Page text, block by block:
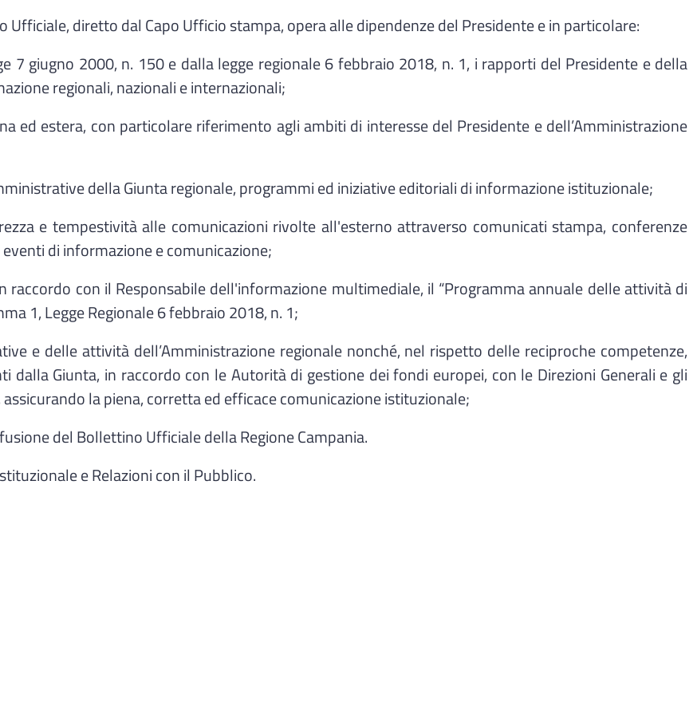
Ufficiale, diretto dal Capo Ufficio stampa, opera alle dipendenze del Presidente e in particolare:
7 giugno 2000, n. 150 e dalla legge regionale 6 febbraio 2018, n. 1, i rapporti del Presidente e della
regionali, nazionali e internazionali;
ed estera, con particolare riferimento agli ambiti di interesse del Presidente e dell’Amministrazione
della Giunta regionale, programmi ed iniziative editoriali di informazione istituzionale;
e tempestività alle comunicazioni rivolte all'esterno attraverso comunicati stampa, conferenze
di informazione e comunicazione;
raccordo con il Responsabile dell'informazione multimediale, il “Programma annuale delle attività di
1, Legge Regionale 6 febbraio 2018, n. 1;
e delle attività dell’Amministrazione regionale nonché, nel rispetto delle reciproche competenze,
dalla Giunta, in raccordo con le Autorità di gestione dei fondi europei, con le Direzioni Generali e gli
la piena, corretta ed efficace comunicazione istituzionale;
del Bollettino Ufficiale della Regione Campania.
e Relazioni con il Pubblico.